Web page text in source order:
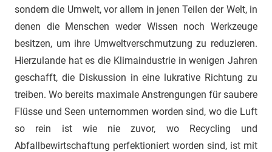
sondern die Umwelt, vor allem in jenen Teilen der Welt, in
denen die Menschen weder Wissen noch Werkzeuge
besitzen, um ihre Umweltverschmutzung zu reduzieren.
Hierzulande hat es die Klimaindustrie in wenigen Jahren
geschafft, die Diskussion in eine lukrative Richtung zu
treiben. Wo bereits maximale Anstrengungen für saubere
Flüsse und Seen unternommen worden sind, wo die Luft
so rein ist wie nie zuvor, wo Recycling und
Abfallbewirtschaftung perfektioniert worden sind, ist mit